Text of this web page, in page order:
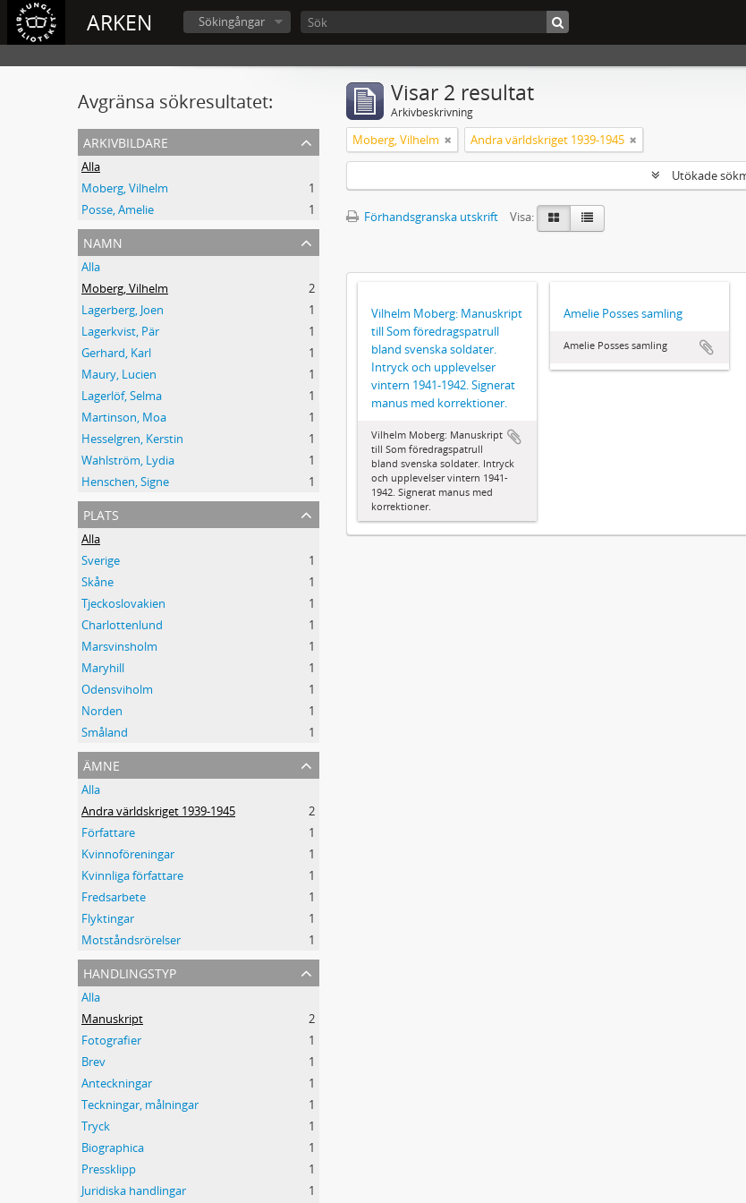
ARKEN Sökingångar
Avgränsa sökresultatet:
arkivbildare
Alla
Moberg, Vilhelm
1
Posse, Amelie
1
namn
Alla
Moberg, Vilhelm
2
Lagerberg, Joen
1
Lagerkvist, Pär
1
Gerhard, Karl
1
Maury, Lucien
1
Lagerlöf, Selma
1
Martinson, Moa
1
Hesselgren, Kerstin
1
Wahlström, Lydia
1
Henschen, Signe
1
plats
Alla
Sverige
1
Skåne
1
Tjeckoslovakien
1
Charlottenlund
1
Marsvinsholm
1
Maryhill
1
Odensviholm
1
Norden
1
Småland
1
ämne
Alla
Andra världskriget 1939-1945
2
Författare
1
Kvinnoföreningar
1
Kvinnliga författare
1
Fredsarbete
1
Flyktingar
1
Motståndsrörelser
1
handlingstyp
Alla
Manuskript
2
Fotografier
1
Brev
1
Anteckningar
1
Teckningar, målningar
1
Tryck
1
Biographica
1
Pressklipp
1
Juridiska handlingar
1
Visar 2 resultat
Arkivbeskrivning
Moberg, Vilhelm Andra världskriget 1939-1945
Utökade
Förhandsgranska utskrift
Visa:
Vilhelm Moberg: Manuskript
till Som föredragspatrull
bland svenska soldater.
Intryck och upplevelser
vintern 1941-1942. Signerat
manus med korrektioner.
Vilhelm Moberg: Manuskript
till Som föredragspatrull
bland svenska soldater. Intryck
och upplevelser vintern 1941-
1942. Signerat manus med
korrektioner.
Amelie Posses samling
Amelie Posses samling